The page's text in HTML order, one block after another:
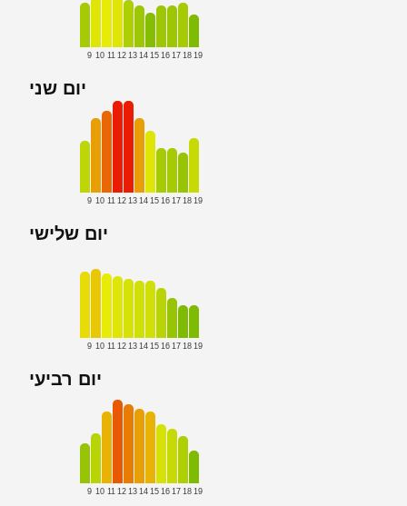
9 10 11 12 13 14 15 16 17 18 19
יום שני
9 10 11 12 13 14 15 16 17 18 19
יום שלישי
9 10 11 12 13 14 15 16 17 18 19
יום רביעי
9 10 11 12 13 14 15 16 17 18 19